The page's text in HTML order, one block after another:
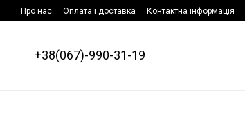
Перейти до основного контенту
Про нас Оплата і доставка Контактна інформація
+38(067)-990-31-19